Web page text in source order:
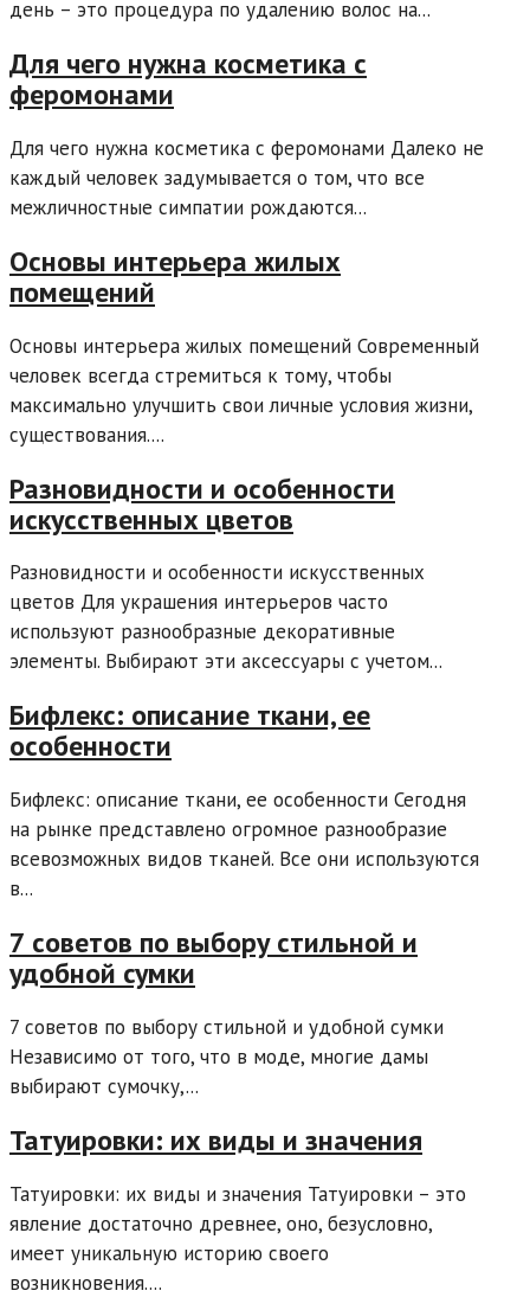
день – это процедура по удалению волос на...
Для чего нужна косметика с
феромонами
Для чего нужна косметика с феромонами Далеко не
каждый человек задумывается о том, что все
межличностные симпатии рождаются...
Основы интерьера жилых
помещений
Основы интерьера жилых помещений Современный
человек всегда стремиться к тому, чтобы
максимально улучшить свои личные условия жизни,
существования....
Разновидности и особенности
искусственных цветов
Разновидности и особенности искусственных
цветов Для украшения интерьеров часто
используют разнообразные декоративные
элементы. Выбирают эти аксессуары с учетом...
Бифлекс: описание ткани, ее
особенности
Бифлекс: описание ткани, ее особенности Сегодня
на рынке представлено огромное разнообразие
всевозможных видов тканей. Все они используются
в...
7 советов по выбору стильной и
удобной сумки
7 советов по выбору стильной и удобной сумки
Независимо от того, что в моде, многие дамы
выбирают сумочку,...
Татуировки: их виды и значения
Татуировки: их виды и значения Татуировки – это
явление достаточно древнее, оно, безусловно,
имеет уникальную историю своего
возникновения....